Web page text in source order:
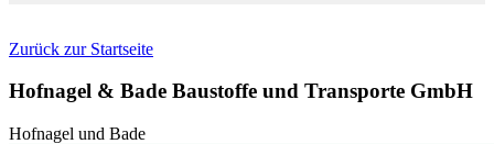
Zurück zur Startseite
Hofnagel & Bade Baustoffe und Transporte GmbH
Hofnagel und Bade